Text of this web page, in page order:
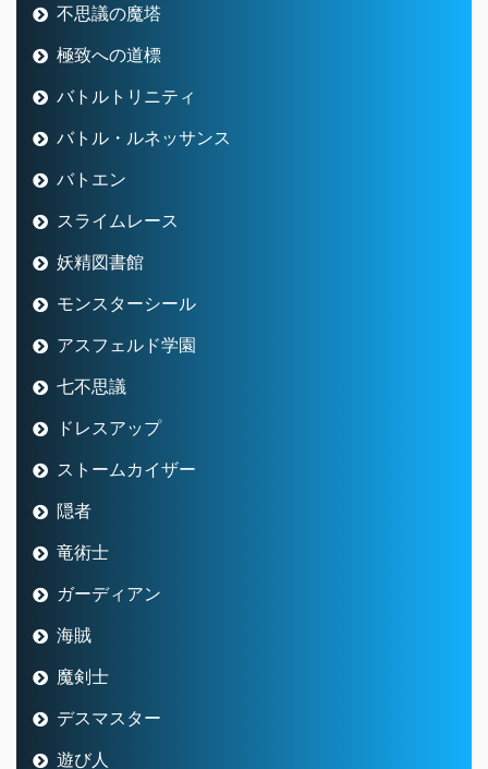
不思議の魔塔
極致への道標
バトルトリニティ
バトル・ルネッサンス
バトエン
スライムレース
妖精図書館
モンスターシール
アスフェルド学園
七不思議
ドレスアップ
ストームカイザー
隠者
竜術士
ガーディアン
海賊
魔剣士
デスマスター
遊び人